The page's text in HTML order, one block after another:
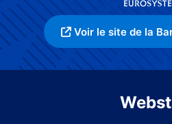
Voir le site de la